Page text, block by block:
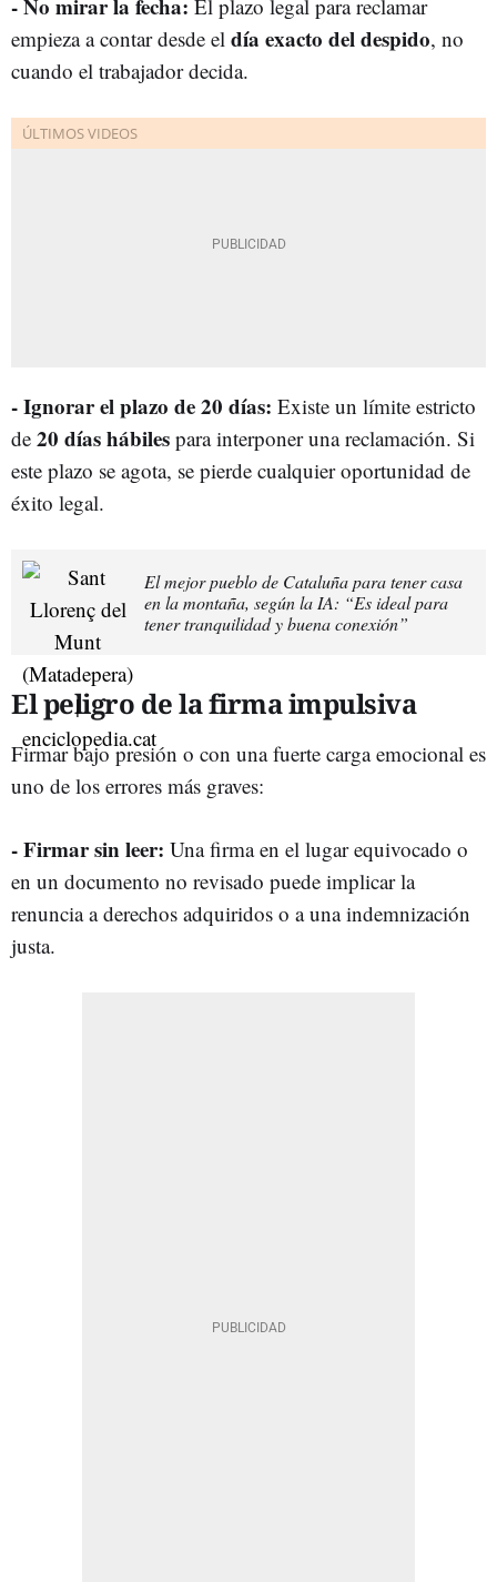
- No mirar la fecha: El plazo legal para reclamar
empieza a contar desde el día exacto del despido, no
cuando el trabajador decida.
- Ignorar el plazo de 20 días: Existe un límite estricto
de 20 días hábiles para interponer una reclamación. Si
este plazo se agota, se pierde cualquier oportunidad de
éxito legal.
El mejor pueblo de Cataluña para tener casa
en la montaña, según la IA: “Es ideal para
tener tranquilidad y buena conexión”
El peligro de la firma impulsiva
Firmar bajo presión o con una fuerte carga emocional es
uno de los errores más graves:
- Firmar sin leer: Una firma en el lugar equivocado o
en un documento no revisado puede implicar la
renuncia a derechos adquiridos o a una indemnización
justa.